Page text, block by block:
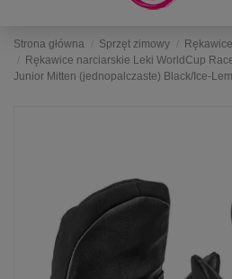
Strona główna Sprzęt zimowy
Rękawice narciarskie Leki WorldCup
Junior Mitten (jednopalczaste) Black/Ice-